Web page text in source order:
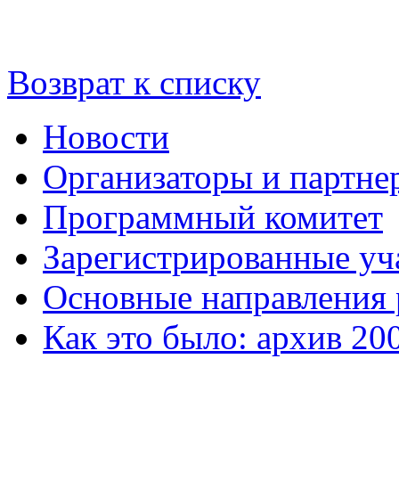
Возврат к списку
Новости
Организаторы и
Программный комитет
Зарегистрированные
Основные направления
Как это было: архив